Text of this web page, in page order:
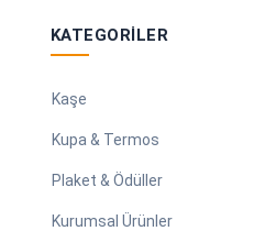
KATEGORILER
Kaşe
Kupa & Termos
Plaket & Ödüller
Kurumsal Ürünler